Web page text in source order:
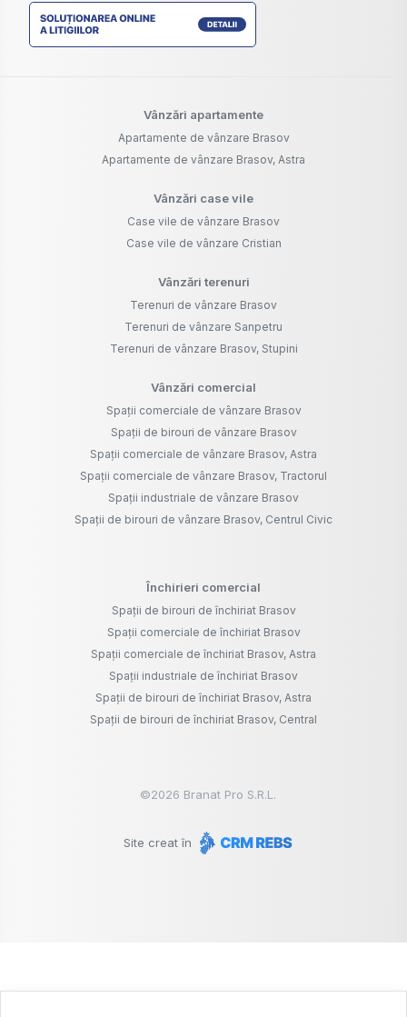
Vânzări apartamente
Apartamente de vânzare Brasov
Apartamente de vânzare Brasov, Astra
Vânzări case vile
Case vile de vânzare Brasov
Case vile de vânzare Cristian
Vânzări terenuri
Terenuri de vânzare Brasov
Terenuri de vânzare Sanpetru
Terenuri de vânzare Brasov, Stupini
Vânzări comercial
Spații comerciale de vânzare Brasov
Spații de birouri de vânzare Brasov
Spații comerciale de vânzare Brasov, Astra
Spații comerciale de vânzare Brasov, Tractorul
Spații industriale de vânzare Brasov
Spații de birouri de vânzare Brasov, Centrul Civic
Închirieri comercial
Spații de birouri de închiriat Brasov
Spații comerciale de închiriat Brasov
Spații comerciale de închiriat Brasov, Astra
Spații industriale de închiriat Brasov
Spații de birouri de închiriat Brasov, Astra
Spații de birouri de închiriat Brasov, Central
©2026 Branat Pro S.R.L.
Site creat în